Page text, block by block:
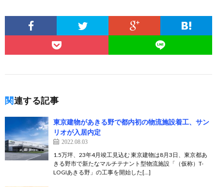
関連する記事
東京建物があきる野で都内初の物流施設着工、サン
リオが入居内定
2022.08.03
1.5万坪、23年4月竣工見込む 東京建物は8月3日、東京都あ
きる野市で新たなマルチテナント型物流施設「（仮称）T-
LOGIあきる野」の工事を開始した[…]